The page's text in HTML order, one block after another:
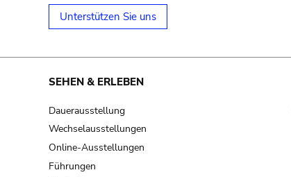
Unterstützen Sie uns
SEHEN & ERLEBEN
Dauerausstellung
Wechselausstellungen
Online-Ausstellungen
Führungen